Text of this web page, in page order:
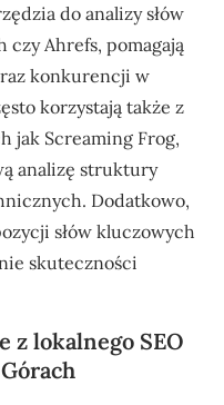
do analizy słów
Ahrefs, pomagają
konkurencji w
korzystają także z
jak Screaming Frog,
analizę struktury
Dodatkowo,
słów kluczowych
skuteczności
z lokalnego SEO